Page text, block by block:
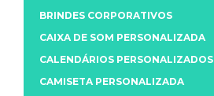
BRINDES CORPORATIVOS
CAIXA DE SOM PERSONALIZADA
CALENDÁRIOS PERSONALIZADOS
CAMISETA PERSONALIZADA